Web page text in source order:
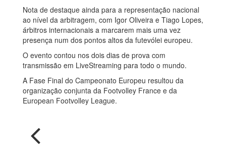
Nota de destaque ainda para a representação nacional
ao nível da arbitragem, com Igor Oliveira e Tiago Lopes,
árbitros internacionais a marcarem mais uma vez
presença num dos pontos altos da futevólei europeu.
O evento contou nos dois dias de prova com
transmissão em LiveStreaming para todo o mundo.
A Fase Final do Campeonato Europeu resultou da
organização conjunta da Footvolley France e da
European Footvolley League.